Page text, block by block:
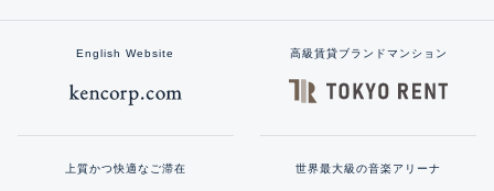
English Website 高級賃貸ブランドマンション
上質かつ快適なご滞在 世界最大級の音楽アリーナ